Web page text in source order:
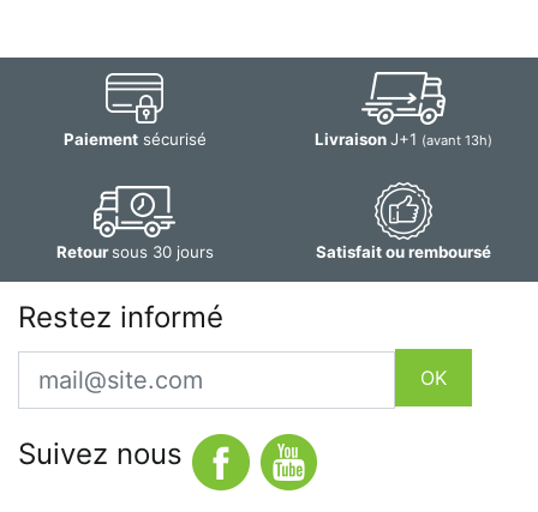
Paiementsécurisé LivraisonJ+1 (avant 13h)
Retoursous 30 jours Satisfait ou remboursé
Restez informé
Email
OK
Suivez nous